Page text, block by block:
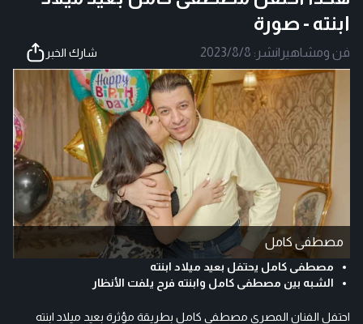
ابنته - صورة
فن ومشاهير |نشر: 2023/8/8 شارك الخبر
مصطفى كامل
مصطفى كامل يحتفل بعيد ميلاد ابنته
الشبه بين مصطفى كامل وابنته فرح يلفت الأنظار
احتفل الفنان المصري مصطفى كامل بطريقة مؤثرة بعيد ميلاد ابنته